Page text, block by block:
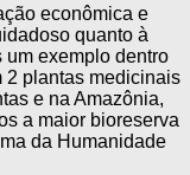
econômica e
quanto à
um exemplo dentro
2 plantas medicinais
e na Amazônia,
a maior bioreserva
da Humanidade